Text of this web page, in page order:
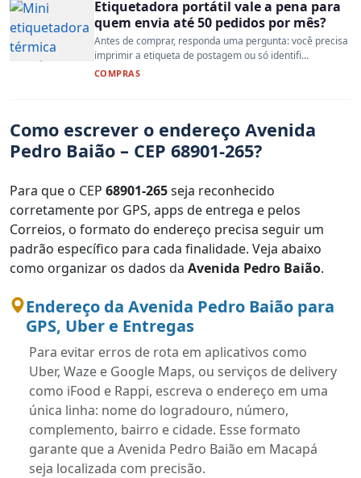
Etiquetadora portátil vale a pena para
quem envia até 50 pedidos por mês?
Antes de comprar, responda uma pergunta: você precisa
imprimir a etiqueta de postagem ou só identifi...
COMPRAS
Como escrever o endereço Avenida
Pedro Baião – CEP 68901-265?
Para que o CEP 68901-265seja reconhecido
corretamente por GPS, apps de entrega e pelos
Correios, o formato do endereço precisa seguir um
padrão específico para cada finalidade. Veja abaixo
como organizar os dados da Avenida Pedro Baião.
Endereço da Avenida Pedro Baião para
GPS, Uber e Entregas
Para evitar erros de rota em aplicativos como
Uber, Waze e Google Maps, ou serviços de delivery
como iFood e Rappi, escreva o endereço em uma
única linha: nome do logradouro, número,
complemento, bairro e cidade. Esse formato
garante que a Avenida Pedro Baião em Macapá
seja localizada com precisão.